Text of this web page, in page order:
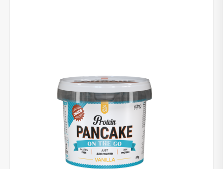
NUOLAIDA TAU!
nuolaidos kodąapsipirkimui (daugeliui
prekių) bei nepraleisk kitų geriausių pasiūlymų!
Prenumeruok mūsų naujienlaiškį jau dabar!
* Nuolaida taikoma gamintojams: Amix, Bigman, XXL, Raw powders, Go
powders, Maxxwin, Power system. Akcijinėms prekėms nuolaida netaikoma,
nuolaidos nesumuojamos.